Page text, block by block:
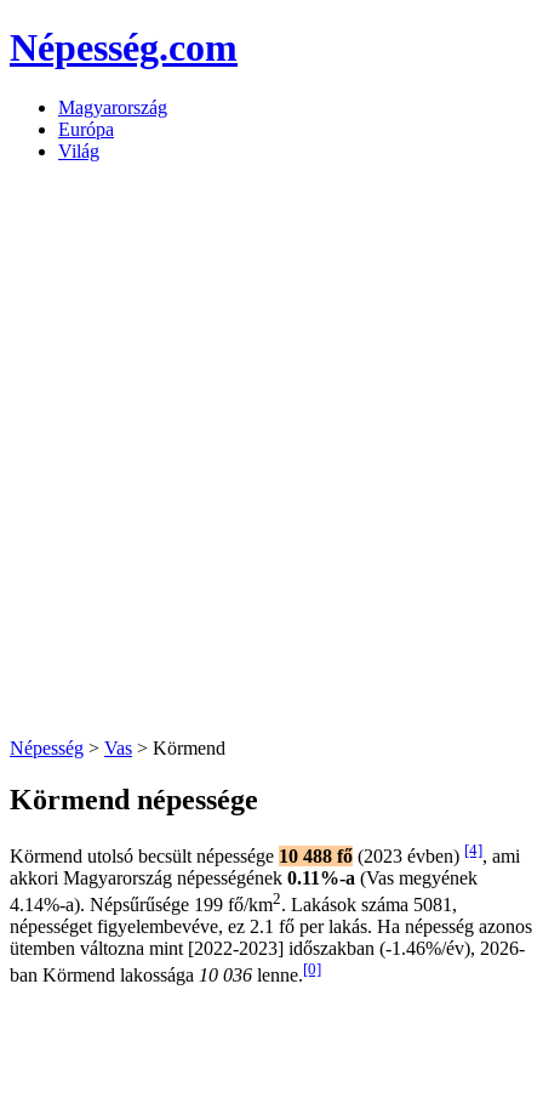
Népesség.com
Magyarország
Európa
Világ
Népesség > Vas > Körmend
Körmend népessége
Körmend utolsó becsült népessége 10 488 fő (2023 évben) [4], ami
akkori Magyarország népességének 0.11%-a (Vas megyének
4.14%-a). Népsűrűsége 199 fő/km2. Lakások száma 5081,
népességet figyelembevéve, ez 2.1 fő per lakás. Ha népesség azonos
ütemben változna mint [2022-2023] időszakban (-1.46%/év), 2026-
ban Körmend lakossága 10 036 lenne.[0]